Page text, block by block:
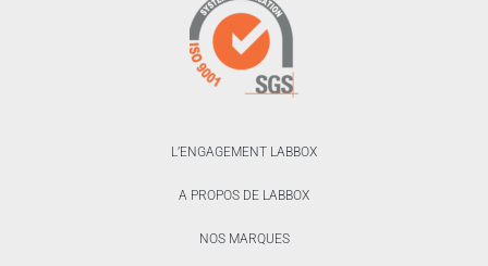
L’ENGAGEMENT LABBOX
A PROPOS DE LABBOX
NOS MARQUES